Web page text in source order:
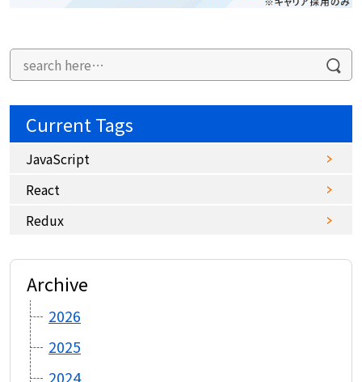
Current Tags
JavaScript
React
Redux
Archive
2026
2025
2024